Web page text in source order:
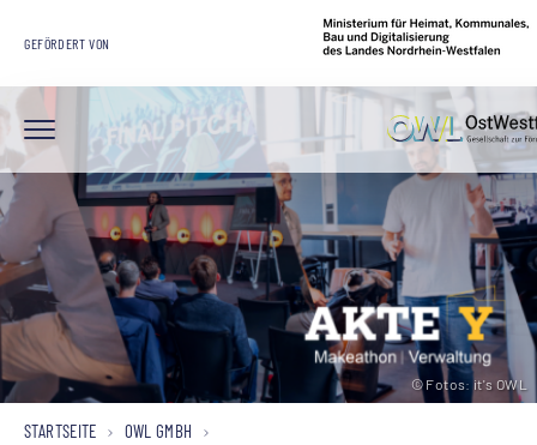
GEFÖRDERT VON
© Fotos: it's OWL
© Fotos: it's OWL
© Fotos: it's OWL
STARTSEITE
OWL GMBH